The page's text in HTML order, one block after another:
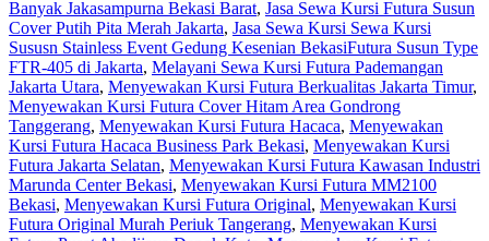
Banyak Jakasampurna Bekasi Barat, Jasa Sewa Kursi Futura Susun
Cover Putih Pita Merah Jakarta, Jasa Sewa Kursi Sewa Kursi
Sususn Stainless Event Gedung Kesenian BekasiFutura Susun Type
FTR-405 di Jakarta, Melayani Sewa Kursi Futura Pademangan
Jakarta Utara, Menyewakan Kursi Futura Berkualitas Jakarta Timur,
Menyewakan Kursi Futura Cover Hitam Area Gondrong
Tanggerang, Menyewakan Kursi Futura Hacaca, Menyewakan
Kursi Futura Hacaca Business Park Bekasi, Menyewakan Kursi
Futura Jakarta Selatan, Menyewakan Kursi Futura Kawasan Industri
Marunda Center Bekasi, Menyewakan Kursi Futura MM2100
Bekasi, Menyewakan Kursi Futura Original, Menyewakan Kursi
Futura Original Murah Periuk Tangerang, Menyewakan Kursi